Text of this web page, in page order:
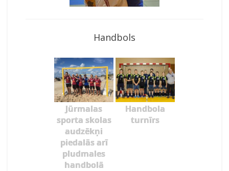
Handbols
Jūrmalas
sporta skolas
audzēkņi
piedalās arī
pludmales
handbolā
Handbola
turnīrs